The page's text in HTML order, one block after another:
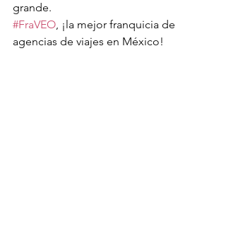
grande.
#FraVEO, ¡la mejor franquicia de
agencias de viajes en México!